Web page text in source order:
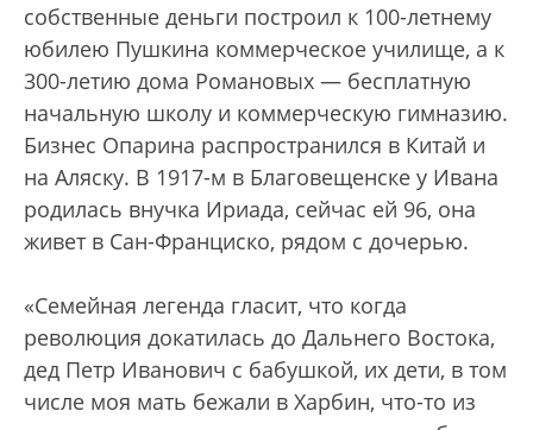
собственные деньги построил к 100-летнему
юбилею Пушкина коммерческое училище, а к
300-летию дома Романовых — бесплатную
начальную школу и коммерческую гимназию.
Бизнес Опарина распространился в Китай и
на Аляску. В 1917-м в Благовещенске у Ивана
родилась внучка Ириада, сейчас ей 96, она
живет в Сан-Франциско, рядом с дочерью.
«Семейная легенда гласит, что когда
революция докатилась до Дальнего Востока,
дед Петр Иванович с бабушкой, их дети, в том
числе моя мать бежали в Харбин, что-то из